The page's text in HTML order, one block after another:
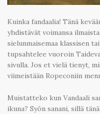
Kuinka fandaalia! Tänä
yhdistävät voimansa
sielunmaisemaa klassisen
tupsahtelee vuoroin
sivulla. Jos et vielä tienyt,
viimeistään Ropeconiin
Muistatteko kun Vandaali
ikuna? Syön sanani, sillä